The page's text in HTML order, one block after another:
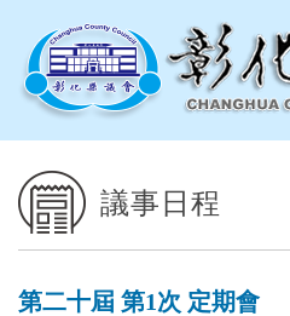
議事日程
第二十屆 第1次 定期會